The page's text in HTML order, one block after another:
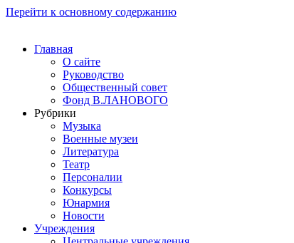
Перейти к основному содержанию
Главная
О сайте
Руководство
Общественный совет
Фонд В.ЛАНОВОГО
Рубрики
Музыка
Военные музеи
Литература
Театр
Персоналии
Конкурсы
Юнармия
Новости
Учреждения